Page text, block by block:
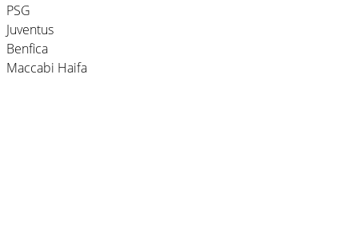
PSG
Juventus
Benfica
Maccabi Haifa